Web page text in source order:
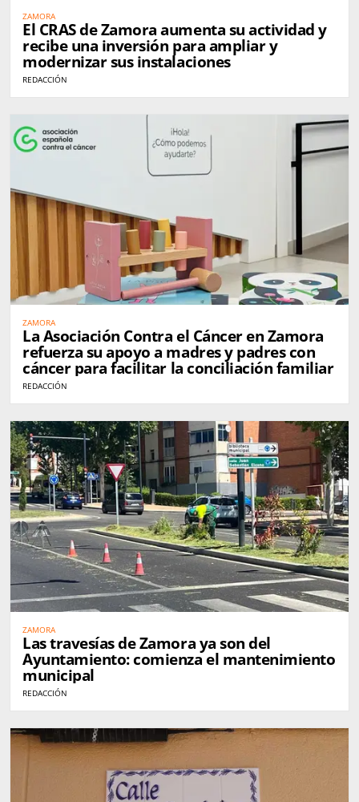
ZAMORA
El CRAS de Zamora aumenta su actividad y
recibe una inversión para ampliar y
modernizar sus instalaciones
REDACCIÓN
ZAMORA
La Asociación Contra el Cáncer en Zamora
refuerza su apoyo a madres y padres con
cáncer para facilitar la conciliación familiar
REDACCIÓN
ZAMORA
Las travesías de Zamora ya son del
Ayuntamiento: comienza el mantenimiento
municipal
REDACCIÓN